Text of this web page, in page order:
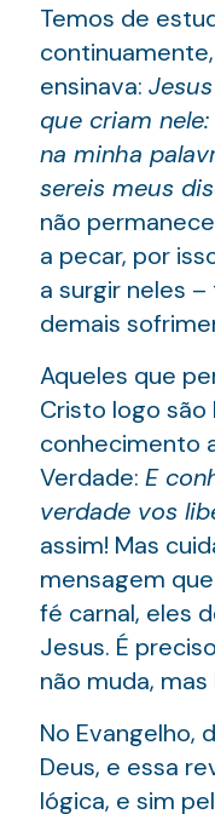
Temos de
ensinava:
que criam
na minha
sereis meus
não
a pecar, por
a surgir neles
demais
Aqueles que
Cristo logo
conhecimento
Verdade: E
verdade vos
assim! Mas
mensagem
fé carnal, eles
Jesus. É
não muda,
No Evangelho,
Deus, e essa
lógica, e sim